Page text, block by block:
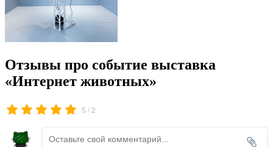
Отзывы про событие выставка
«Интернет животных»
5 /2